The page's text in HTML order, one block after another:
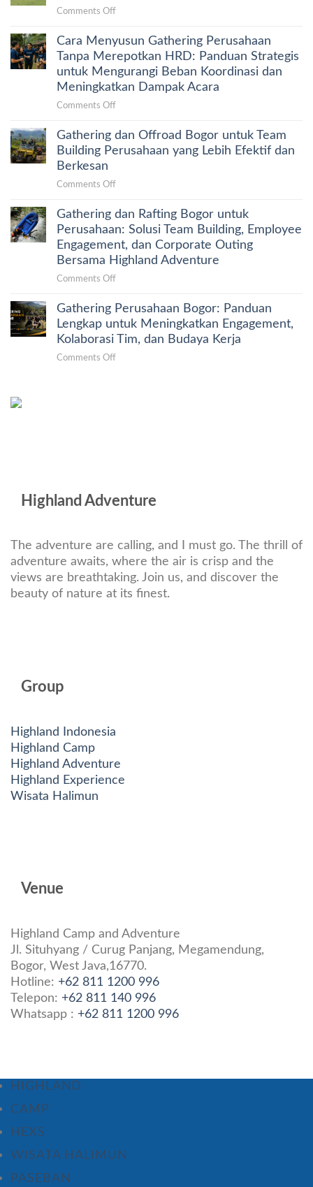
yang
Kolaborasi
Secara
Alami
Kantor:
Panduan
HRD
Memilih
Aktivitas
yang
Comments Offon
Banyak
Gathering
Perusahaan
Gagal
Cara Menyusun Gathering Perusahaan
Tanpa Merepotkan HRD: Panduan Strategis
untuk Mengurangi Beban Koordinasi dan
Meningkatkan Dampak Acara
Comments Offon
Menyusun
Gathering
Panduan
Strategis
untuk
Mengurangi
Beban
Meningkatkan
Dampak
Acara
Gathering dan Offroad Bogor untuk Team
Building Perusahaan yang Lebih Efektif dan
Berkesan
Comments Offon
dan
Offroad
Bogor
untuk
Team
yang
Lebih
Efektif
dan
Gathering dan Rafting Bogor untuk
Perusahaan: Solusi Team Building, Employee
Engagement, dan Corporate Outing
Bersama Highland Adventure
Comments Offon
dan
Rafting
Bogor
Highland
Gathering Perusahaan Bogor: Panduan
Lengkap untuk Meningkatkan Engagement,
Kolaborasi Tim, dan Budaya Kerja
Comments Offon
Tim,
Kerja
Highland Adventure
The adventure are calling, and I must go. The thrill of
adventure awaits, where the air is crisp and the
views are breathtaking. Join us, and discover the
beauty of nature at its finest.
Group
Highland Indonesia
Highland Camp
Highland Adventure
Highland Experience
Wisata Halimun
Venue
Highland Camp and Adventure
Jl. Situhyang / Curug Panjang, Megamendung,
Bogor, West Java,16770.
Hotline: +62 811 1200 996
Telepon: +62 811 140 996
Whatsapp : +62 811 1200 996
HIGHLAND
CAMP
HEXS
WISATA HALIMUN
PASEBAN